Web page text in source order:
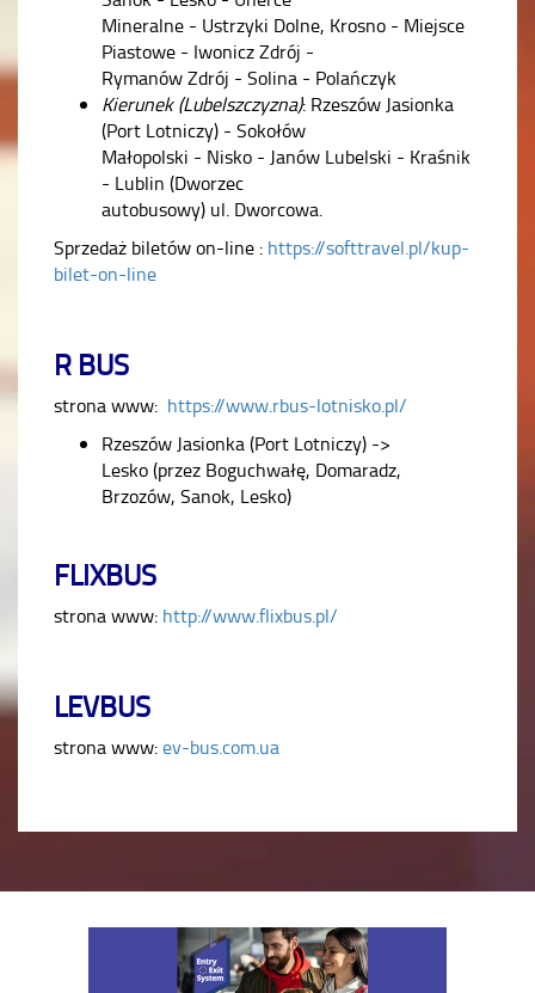
Mineralne - Ustrzyki Dolne, Krosno - Miejsce
Piastowe - Iwonicz Zdrój -
Rymanów Zdrój - Solina - Polańczyk
Kierunek (Lubelszczyzna): Rzeszów Jasionka
(Port Lotniczy) - Sokołów
Małopolski - Nisko - Janów Lubelski - Kraśnik
- Lublin (Dworzec
autobusowy) ul. Dworcowa.
Sprzedaż biletów on-line : https://softtravel.pl/kup-
bilet-on-line
R BUS
strona www: https://www.rbus-lotnisko.pl/
Rzeszów Jasionka (Port Lotniczy) ->
Lesko (przez Boguchwałę, Domaradz,
Brzozów, Sanok, Lesko)
FLIXBUS
strona www: http://www.flixbus.pl/
LEVBUS
strona www:ev-bus.com.ua